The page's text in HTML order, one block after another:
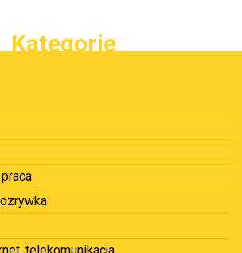
Kategorie
telekomunikacja